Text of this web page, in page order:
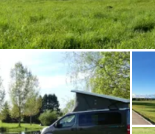
Registrarse
Conviértete en anfitrión
Parcelas
Alojamientos
Rutas